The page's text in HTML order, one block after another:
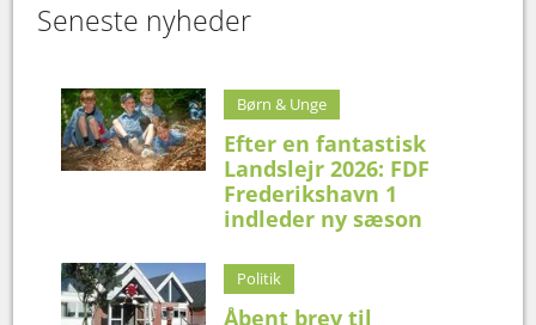
Seneste nyheder
Børn & Unge
Efter en fantastisk
Landslejr 2026: FDF
Frederikshavn 1
indleder ny sæson
Politik
Åbent brev til